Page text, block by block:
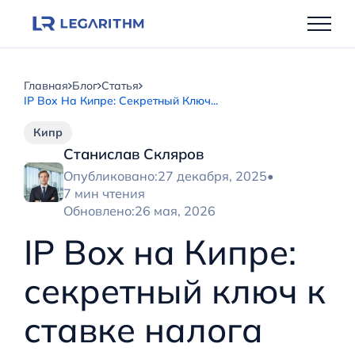
Главная Блог Статья
IP Box На Кипре: Секретный Ключ...
IP Box на Кипре:
секретный ключ к
ставке налога
Станислав Скляров
Опубликовано:27 декабря, 2025•
7 мин чтения
Обновлено:26 мая, 2026
Кипр